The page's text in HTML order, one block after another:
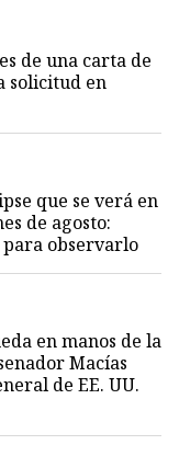
de una carta de
solicitud en
que se verá en
de agosto:
observarlo
en manos de la
Macías
de EE. UU.